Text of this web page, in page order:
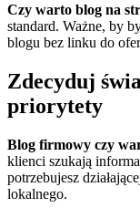
Czy warto blog na
standard. Ważne, by
blogu bez linku do
Zdecyduj
priorytety
Blog firmowy czy
klienci szukają
potrzebujesz
lokalnego.